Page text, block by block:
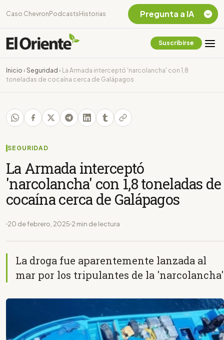
Caso Chevron Podcasts Historias
Suscribirse
Inicio › Seguridad ›
La Armada interceptó 'narcolancha' con 1,8
toneladas de cocaína cerca de Galápagos
SEGURIDAD
La Armada interceptó
'narcolancha' con 1,8 toneladas de
cocaína cerca de Galápagos
20 de febrero, 2025 2 min de lectura
La droga fue aparentemente lanzada al
mar por los tripulantes de la 'narcolancha'
Pregunta a IA
Chevron Ecuador